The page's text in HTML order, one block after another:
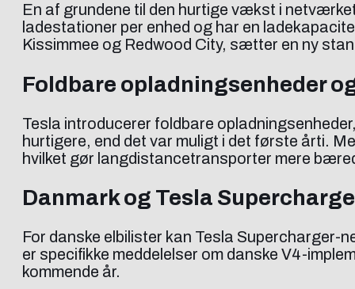
En af grundene til den hurtige vækst i
ladestationer per enhed og har en
Kissimmee og Redwood City, sætter en ny
Foldbare opladningsenheder
Tesla introducerer foldbare
hurtigere, end det var muligt i det første årti.
hvilket gør langdistancetransporter mere
Danmark og Tesla
For danske elbilister kan Tesla Supercharger-
er specifikke meddelelser om danske V4-
kommende år.